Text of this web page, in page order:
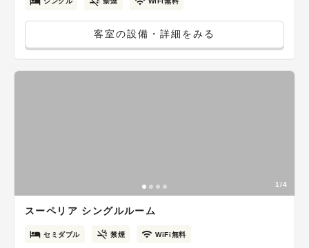
客室の設備・詳細をみる
1/4
スーペリア シングルルーム
セミダブル 禁煙 WiFi無料